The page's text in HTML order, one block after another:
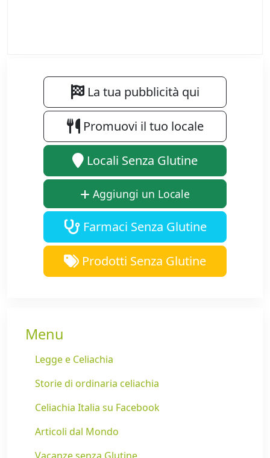
La tua pubblicità qui
Promuovi il tuo locale
Locali Senza Glutine
Aggiungi un Locale
Farmaci Senza Glutine
Prodotti Senza Glutine
Menu
Legge e Celiachia
Storie di ordinaria celiachia
Celiachia Italia su Facebook
Articoli dal Mondo